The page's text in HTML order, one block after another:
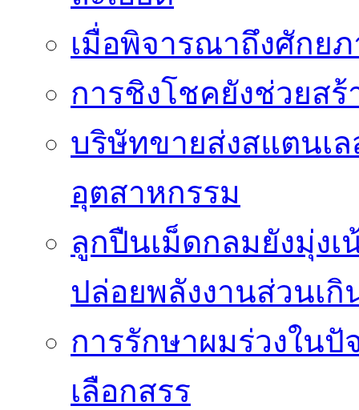
เมื่อพิจารณาถึงศักย
การชิงโชคยังช่วยส
บริษัทขายส่งสแตนเ
อุตสาหกรรม
ลูกปืนเม็ดกลมยังมุ่ง
ปล่อยพลังงานส่วนเกิ
การรักษาผมร่วงใน
เลือกสรร